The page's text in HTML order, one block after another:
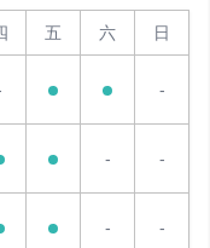
五 六 日
-
- -
- -